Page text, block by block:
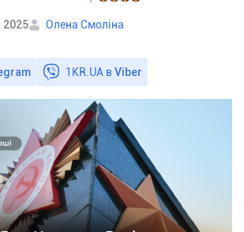
2025
Олена Смоліна
1KR.UA вViber